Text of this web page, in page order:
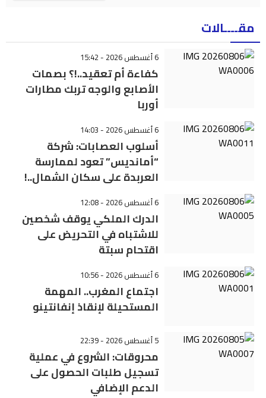
مقــــالات
6 أغسطس 2026 - 15:42
كفاءة أم تعقيد..!؟ بصمات
الأصابع والوجه تربك مطارات
أوربا
6 أغسطس 2026 - 14:03
أسلوب العصابات: شركة
“أمانديس” تعود لممارسة
العربدة على سكان الشمال..!
6 أغسطس 2026 - 12:08
الدرك الملكي يوقف شخصين
للاشتباه في التحريض على
اقتحام سبتة
6 أغسطس 2026 - 10:56
اجتماع المغرب.. المهمة
المستحيلة لإنقاذ إنفانتينو
5 أغسطس 2026 - 22:39
محروقات: الشروع في عملية
تسجيل طلبات الحصول على
الدعم الإضافي